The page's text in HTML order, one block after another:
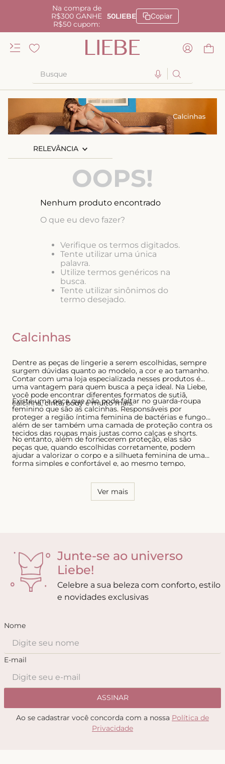
Na compra de
R$300 GANHE
R$50 cupom:
50LIEBE Copiar
RELEVÂNCIA
OOPS!
Nenhum produto encontrado
O que eu devo fazer?
Verifique os termos digitados.
Tente utilizar uma única
palavra.
Utilize termos genéricos na
busca.
Tente utilizar sinônimos do
termo desejado.
Calcinhas
Dentre as peças de lingerie a serem escolhidas, sempre
surgem dúvidas quanto ao modelo, a cor e ao tamanho.
Contar com uma loja especializada nesses produtos é
uma vantagem para quem busca a peça ideal. Na Liebe,
você pode encontrar diferentes formatos de sutiã,
calcinha, cinta, body e muito mais.
Existe uma peça que não pode faltar no guarda-roupa
feminino que são as calcinhas. Responsáveis por
proteger a região íntima feminina de bactérias e fungos,
além de ser também uma camada de proteção contra os
tecidos das roupas mais justas como calças e shorts.
No entanto, além de fornecerem proteção, elas são
peças que, quando escolhidas corretamente, podem
ajudar a valorizar o corpo e a silhueta feminina de uma
forma simples e confortável e, ao mesmo tempo,
caimento, tanto para as calcinhas quanto para os sutiãs.
Ver mais
Junte-se ao universo
Liebe!
Celebre a sua beleza com conforto, estilo
e novidades exclusivas
Nome
E-mail
ASSINAR
Ao se cadastrar você concorda com a nossa Política de
Privacidade
TERMOS MAIS BUSCADOS
kiss me
camisola
calcinha alta
triangulo